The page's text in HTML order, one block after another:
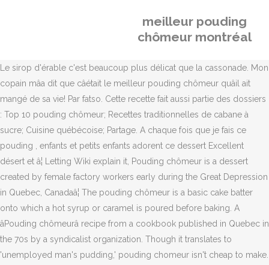
meilleur pouding
chômeur montréal
Le sirop d'érable c'est beaucoup plus délicat que la cassonade. Mon
copain mâa dit que câétait le meilleur pouding chômeur quâil ait
mangé de sa vie! Par fatso. Cette recette fait aussi partie des dossiers
: Top 10 pouding chômeur; Recettes traditionnelles de cabane à
sucre; Cuisine québécoise; Partage. A chaque fois que je fais ce
pouding , enfants et petits enfants adorent ce dessert Excellent
désert et â¦ Letting Wiki explain it, Pouding chômeur is a dessert
created by female factory workers early during the Great Depression
in Quebec, Canadaâ¦ The pouding chômeur is a basic cake batter
onto which a hot syrup or caramel is poured before baking. A
âPouding chômeurâ recipe from a cookbook published in Quebec in
the 70s by a syndicalist organization. Though it translates to
'unemployed man's pudding,' pouding chomeur isn't cheap to make.